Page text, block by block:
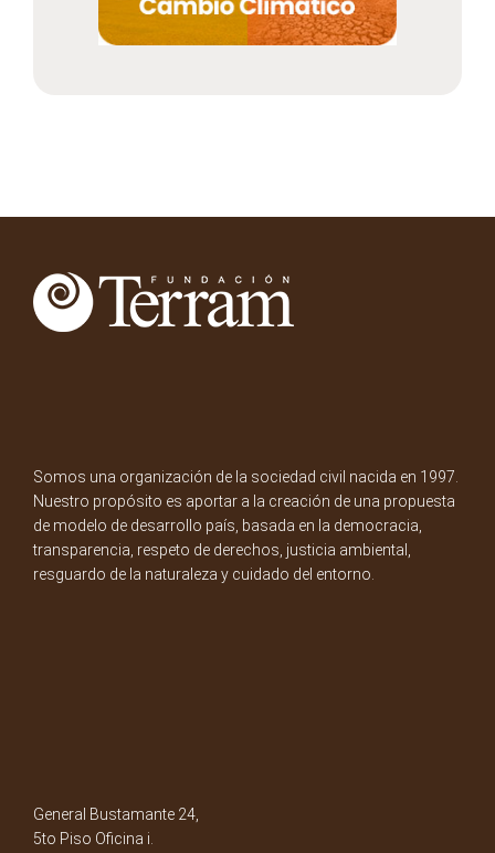
Somos una organización de la sociedad civil nacida en 1997.
Nuestro propósito es aportar a la creación de una propuesta
de modelo de desarrollo país, basada en la democracia,
transparencia, respeto de derechos, justicia ambiental,
resguardo de la naturaleza y cuidado del entorno.
General Bustamante 24,
5to Piso Oficina i.